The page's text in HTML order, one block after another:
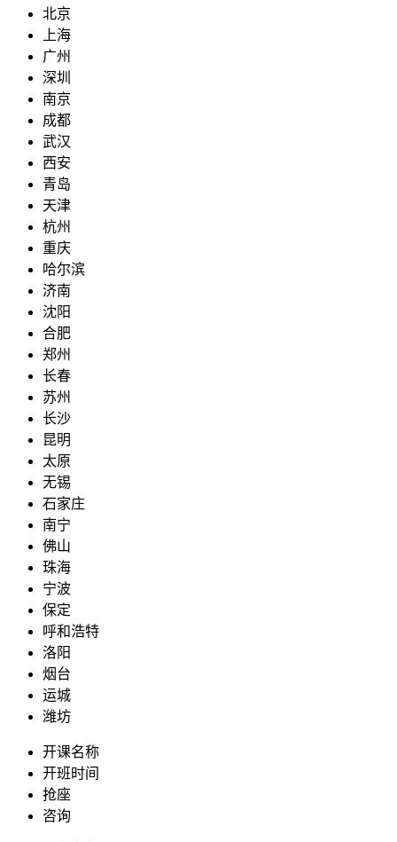
北京
上海
广州
深圳
南京
成都
武汉
西安
青岛
天津
杭州
重庆
哈尔滨
济南
沈阳
合肥
郑州
长春
苏州
长沙
昆明
太原
无锡
石家庄
南宁
佛山
珠海
宁波
保定
呼和浩特
洛阳
烟台
运城
潍坊
开课名称
开班时间
抢座
咨询